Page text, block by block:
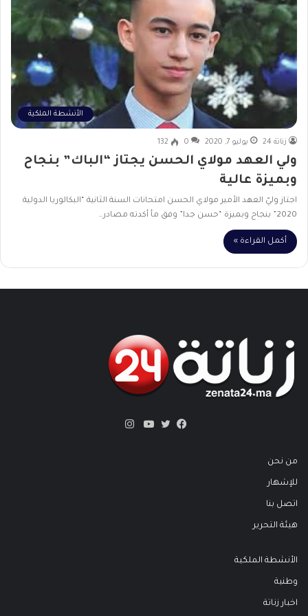
الأنشطة الملكية
زناتة 24 يوليو 7, 2020 0
132
ولي العهد مولاي الحسن يجتاز “الباك” بنجاح
وبميزة عالية
اجتاز وليّ العهد الأمير مولاي الحسن امتحانات السنة الثانية “البكالوريا الدولية
2020” بنجاح وبميزة “حسن جدا” وفق مأ أكدته مصادر…
أكمل القراءة »
من نحن
للإشهار
اتصل بنا
هيئة التحرير
الأنشطة الملكية
وطنية
اخبار زناتة